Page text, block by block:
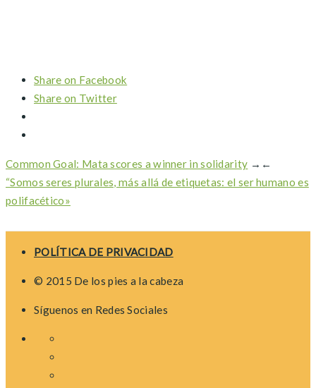
Share on Facebook
Share on Twitter
Common Goal: Mata scores a winner in solidarity → ←
“Somos seres plurales, más allá de etiquetas: el ser humano es
polifacético»
POLÍTICA DE PRIVACIDAD
© 2015 De los pies a la cabeza
Síguenos en Redes Sociales